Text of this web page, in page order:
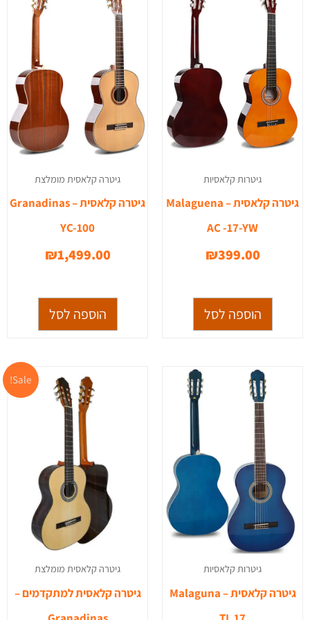
גיטרות קלאסיות
גיטרה קלאסית – Malaguena
AC -17-YW
₪399.00
הוספה לסל
גיטרה קלאסית מומלצת
גיטרה קלאסית – Granadinas
YC-100
₪1,499.00
הוספה לסל
גיטרות קלאסיות
גיטרה קלאסית – Malaguna
Sale!
גיטרה קלאסית מומלצת
גיטרה קלאסית למתקדמים –
המחיר
המקורי
היה:
₪1,699.00.